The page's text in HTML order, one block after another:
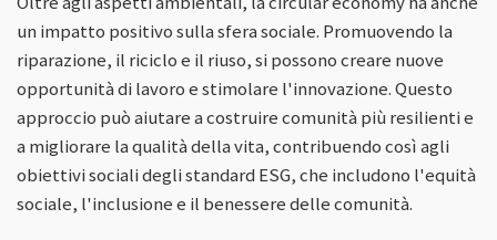
un impatto positivo sulla sfera sociale. Promuovendo la
riparazione, il riciclo e il riuso, si possono creare nuove
opportunità di lavoro e stimolare l'innovazione. Questo
approccio può aiutare a costruire comunità più resilienti e
a migliorare la qualità della vita, contribuendo così agli
obiettivi sociali degli standard ESG, che includono l'equità
sociale, l'inclusione e il benessere delle comunità.